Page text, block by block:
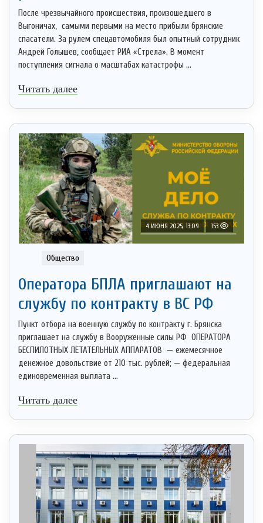
После чрезвычайного происшествия, произошедшего в
Выгоничах, самыми первыми на место прибыли брянские
спасатели. За рулем спецавтомобиля был опытный сотрудник
Андрей Голышев, сообщает РИА «Стрела». В момент
поступления сигнала о масштабах катастрофы ...
Читать далее
4 ИЮНЯ 2025, 13:09 153
Общество
Оператора БПЛA приглашают на
службу по контракту в BC РФ
Пункт отбора на военную службу по контракту г. Брянска
приглашает на службу в Вооруженные силы РФ ⁣ ОПЕРАТОРА
БЕСПИЛОТНЫХ ЛЕТАТЕЛЬНЫХ АППАРАТОВ ⁣ — ежемесячное
денежное довольствие от 210 тыс. рублей; — федеральная
единовременная выплата ...
Читать далее